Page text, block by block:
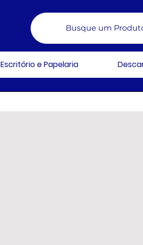
Busque um
Escritório e Papelaria